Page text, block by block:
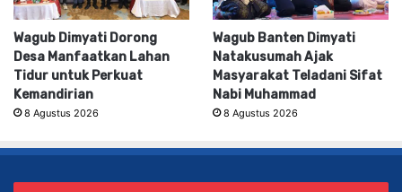
Wagub Dimyati Dorong
Desa Manfaatkan Lahan
Tidur untuk Perkuat
Kemandirian
8 Agustus 2026
Wagub Banten Dimyati
Natakusumah Ajak
Masyarakat Teladani Sifat
Nabi Muhammad
8 Agustus 2026